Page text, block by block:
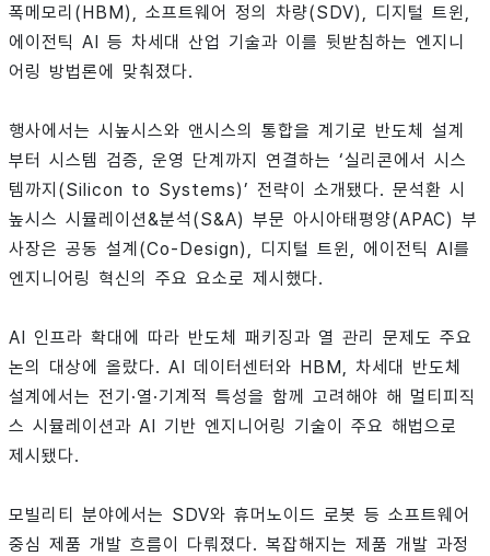
폭메모리(HBM), 소프트웨어 정의 차량(SDV), 디지털 트윈,
에이전틱 AI 등 차세대 산업 기술과 이를 뒷받침하는 엔지니
어링 방법론에 맞춰졌다.
행사에서는 시높시스와 앤시스의 통합을 계기로 반도체 설계
부터 시스템 검증, 운영 단계까지 연결하는 ‘실리콘에서 시스
템까지(Silicon to Systems)’ 전략이 소개됐다. 문석환 시
높시스 시뮬레이션&분석(S&A) 부문 아시아태평양(APAC) 부
사장은 공동 설계(Co-Design), 디지털 트윈, 에이전틱 AI를
엔지니어링 혁신의 주요 요소로 제시했다.
AI 인프라 확대에 따라 반도체 패키징과 열 관리 문제도 주요
논의 대상에 올랐다. AI 데이터센터와 HBM, 차세대 반도체
설계에서는 전기·열·기계적 특성을 함께 고려해야 해 멀티피직
스 시뮬레이션과 AI 기반 엔지니어링 기술이 주요 해법으로
제시됐다.
모빌리티 분야에서는 SDV와 휴머노이드 로봇 등 소프트웨어
중심 제품 개발 흐름이 다뤄졌다. 복잡해지는 제품 개발 과정